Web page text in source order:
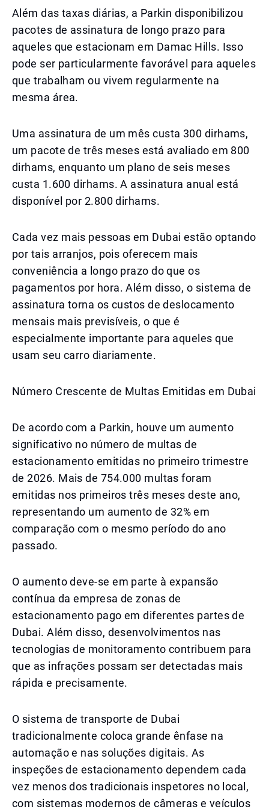
Além das taxas diárias, a Parkin disponibilizou
pacotes de assinatura de longo prazo para
aqueles que estacionam em Damac Hills. Isso
pode ser particularmente favorável para aqueles
que trabalham ou vivem regularmente na
mesma área.
Uma assinatura de um mês custa 300 dirhams,
um pacote de três meses está avaliado em 800
dirhams, enquanto um plano de seis meses
custa 1.600 dirhams. A assinatura anual está
disponível por 2.800 dirhams.
Cada vez mais pessoas em Dubai estão optando
por tais arranjos, pois oferecem mais
conveniência a longo prazo do que os
pagamentos por hora. Além disso, o sistema de
assinatura torna os custos de deslocamento
mensais mais previsíveis, o que é
especialmente importante para aqueles que
usam seu carro diariamente.
Número Crescente de Multas Emitidas em Dubai
De acordo com a Parkin, houve um aumento
significativo no número de multas de
estacionamento emitidas no primeiro trimestre
de 2026. Mais de 754.000 multas foram
emitidas nos primeiros três meses deste ano,
representando um aumento de 32% em
comparação com o mesmo período do ano
passado.
O aumento deve-se em parte à expansão
contínua da empresa de zonas de
estacionamento pago em diferentes partes de
Dubai. Além disso, desenvolvimentos nas
tecnologias de monitoramento contribuem para
que as infrações possam ser detectadas mais
rápida e precisamente.
O sistema de transporte de Dubai
tradicionalmente coloca grande ênfase na
automação e nas soluções digitais. As
inspeções de estacionamento dependem cada
vez menos dos tradicionais inspetores no local,
com sistemas modernos de câmeras e veículos